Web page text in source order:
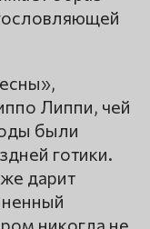
Липпи, чей
были
готики.
дарит
никогда не